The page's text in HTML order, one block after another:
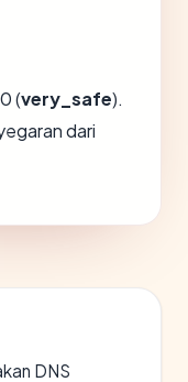
(very_safe).
dari
DNS